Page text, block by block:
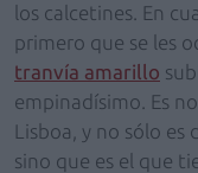
los calcetines. En
primero que se les
tranvía amarillo
empinadísimo. Es
Lisboa, y no sólo es
sino que es el que